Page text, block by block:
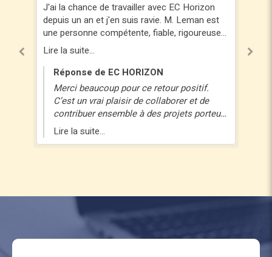
de travailler avec EC Horizon
et j'en suis ravie. M. Leman est
compétente, fiable, rigoureuse
qui a à cœur de rendre un
N'hésitez pas à faire appel à
conseils et des études liées au
durable, à l'économie
matériaux...
de EC HORIZON
pour ce retour positif.
vrai plaisir de collaborer et de
ensemble à des projets porteurs
À très bientôt pour de nouvelles
J'ai eu le plaisir de
sur un projet de
réhabiliter. Quentin
curieux d'apprendre
métiers, efficace,
nouveau !
Merci pour ton
travailler avec toi et
expérience.